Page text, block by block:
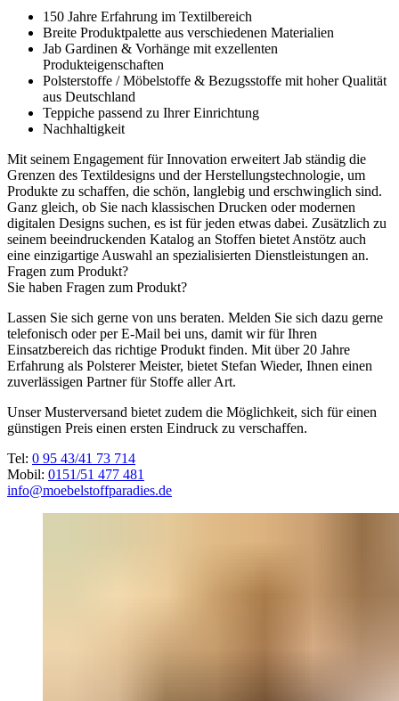
150 Jahre Erfahrung im Textilbereich
Breite Produktpalette aus verschiedenen Materialien
Jab Gardinen & Vorhänge mit exzellenten
Produkteigenschaften
Polsterstoffe / Möbelstoffe & Bezugsstoffe mit hoher Qualität
aus Deutschland
Teppiche passend zu Ihrer Einrichtung
Nachhaltigkeit
Mit seinem Engagement für Innovation erweitert Jab ständig die
Grenzen des Textildesigns und der Herstellungstechnologie, um
Produkte zu schaffen, die schön, langlebig und erschwinglich sind.
Ganz gleich, ob Sie nach klassischen Drucken oder modernen
digitalen Designs suchen, es ist für jeden etwas dabei. Zusätzlich zu
seinem beeindruckenden Katalog an Stoffen bietet Anstötz auch
eine einzigartige Auswahl an spezialisierten Dienstleistungen an.
Fragen zum Produkt?
Sie haben Fragen zum Produkt?
Lassen Sie sich gerne von uns beraten. Melden Sie sich dazu gerne
telefonisch oder per E-Mail bei uns, damit wir für Ihren
Einsatzbereich das richtige Produkt finden. Mit über 20 Jahre
Erfahrung als Polsterer Meister, bietet Stefan Wieder, Ihnen einen
zuverlässigen Partner für Stoffe aller Art.
Unser Musterversand bietet zudem die Möglichkeit, sich für einen
günstigen Preis einen ersten Eindruck zu verschaffen.
Tel: 0 95 43/41 73 714
Mobil: 0151/51 477 481
info@moebelstoffparadies.de